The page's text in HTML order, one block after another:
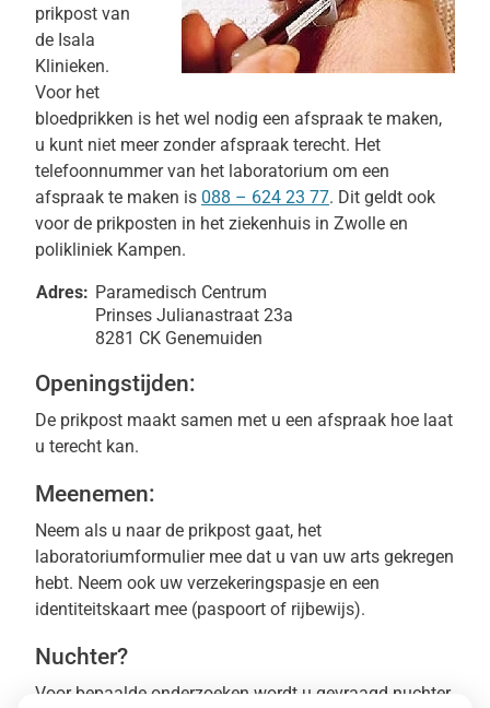
prikpost van
de Isala
Klinieken.
Voor het
bloedprikken is het wel nodig een afspraak te maken,
u kunt niet meer zonder afspraak terecht. Het
telefoonnummer van het laboratorium om een
afspraak te maken is 088 – 624 23 77. Dit geldt ook
voor de prikposten in het ziekenhuis in Zwolle en
polikliniek Kampen.
Adres: Paramedisch Centrum
Prinses Julianastraat 23a
8281 CK Genemuiden
Openingstijden:
De prikpost maakt samen met u een afspraak hoe laat
u terecht kan.
Meenemen:
Neem als u naar de prikpost gaat, het
laboratoriumformulier mee dat u van uw arts gekregen
hebt. Neem ook uw verzekeringspasje en een
identiteitskaart mee (paspoort of rijbewijs).
Nuchter?
Voor bepaalde onderzoeken wordt u gevraagd nuchter